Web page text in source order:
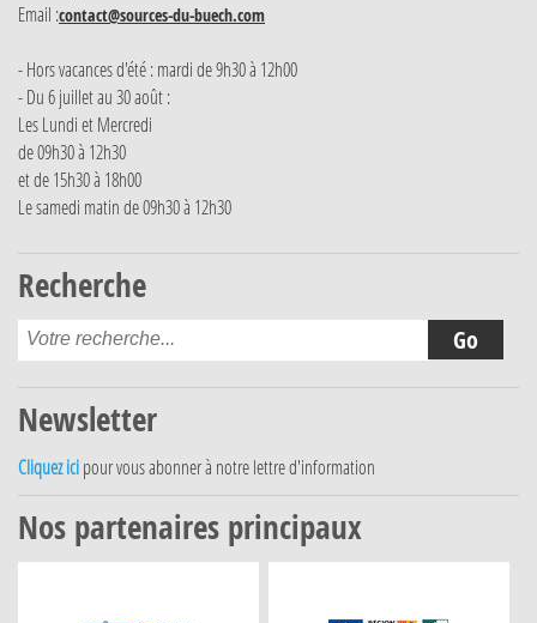
Email :contact@sources-du-buech.com
- Hors vacances d'été : mardi de 9h30 à 12h00
- Du 6 juillet au 30 août :
Les Lundi et Mercredi
de 09h30 à 12h30
et de 15h30 à 18h00
Le samedi matin de 09h30 à 12h30
Recherche
Newsletter
Cliquez ici pour vous abonner à notre lettre d'information
Nos partenaires principaux